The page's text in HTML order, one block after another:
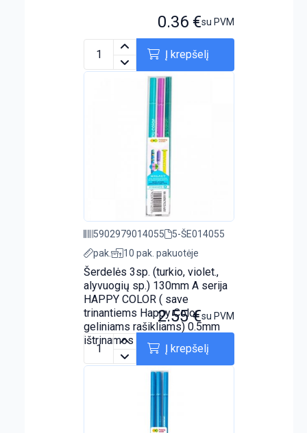
0.36 €su PVM
Į krepšelį
5902979014055
5-ŠE014055
pak.
10 pak. pakuotėje
Šerdelės 3sp. (turkio, violet.,
alyvuogių sp.) 130mm A serija
HAPPY COLOR ( save
trinantiems Happy Color
geliniams rašikliams) 0.5mm
ištrinamos
2.55€su PVM
Į krepšelį